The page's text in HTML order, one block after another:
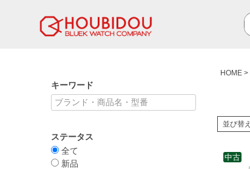
キーワード
ステータス
全て
新品
HOME
並び替え
中古